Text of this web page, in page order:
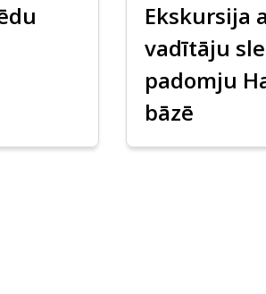
Ekskursija
vadītāju
padomju
bāzē